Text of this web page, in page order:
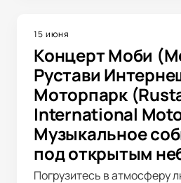
15 июня
Концерт Моби
Рустави
Моторпарк
International
Музыкальное
под открытым
Погрузитесь в атмосферу